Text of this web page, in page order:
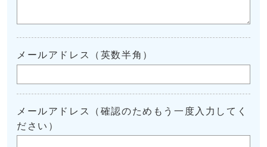
メールアドレス（英数半角）
メールアドレス（確認のためもう一度入力してく
ださい）